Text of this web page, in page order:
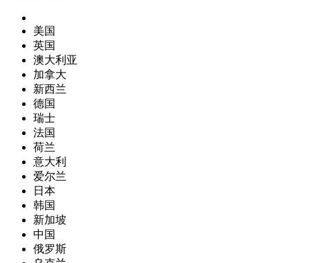
美国
英国
澳大利亚
加拿大
新西兰
德国
瑞士
法国
荷兰
意大利
爱尔兰
日本
韩国
新加坡
中国
俄罗斯